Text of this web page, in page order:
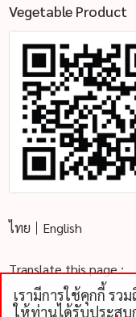
Vegetable Product
ไทย English
Translate this page :
เรามีการใช้คุกกี้ ร
ให้ท่านได้รับประส